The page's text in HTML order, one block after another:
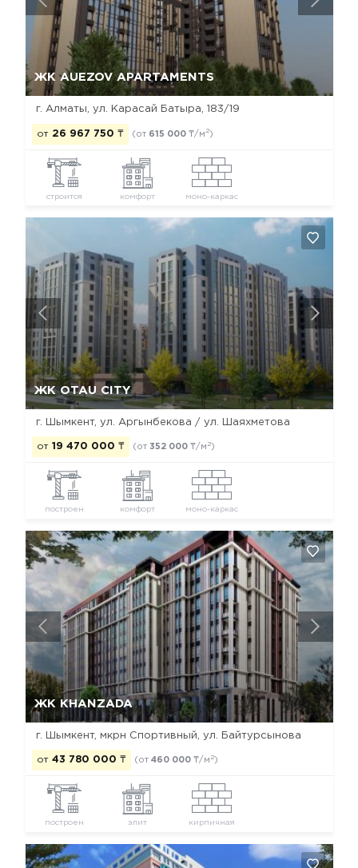
ЖК AUEZOV APARTAMENTS
г. Алматы, ул. Карасай Батыра, 183/19
от 26 967 750 ₸ (от 615 000 ₸/м2)
строится комфорт моно-каркас
Да, удалить Отмена
ЖК OTAU CITY
г. Шымкент, ул. Аргынбекова / ул. Шаяхметова
от 19 470 000 ₸ (от 352 000 ₸/м 2)
построен комфорт моно-каркас
Да, удалить Отмена
ЖК KHANZADA
г. Шымкент, мкрн Спортивный, ул. Байтурсынова
от 43 780 000 ₸ (от 460 000 ₸/м 2)
построен элит кирпичная